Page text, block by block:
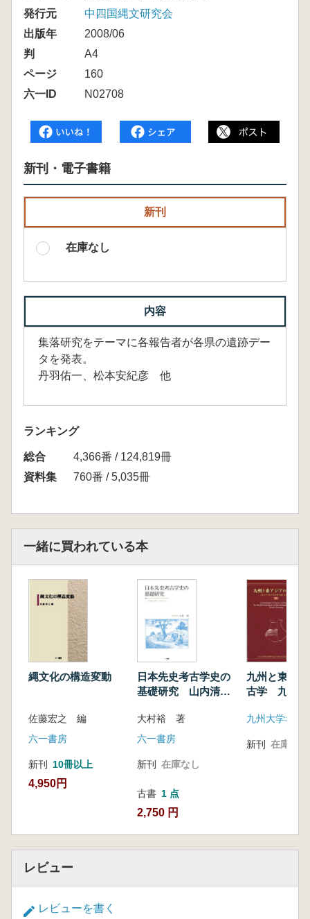
発行元
中四国縄文研究会
出版年
2008/06
判
A4
ページ
160
六一ID
N02708
新刊・電子書籍
新刊
在庫なし
内容
集落研究をテーマに各報告者が各県の遺跡デー
タを発表。
丹羽佑一、松本安紀彦 他
ランキング
総合
4,366番 / 124,819冊
資料集
760番 / 5,035冊
一緒に買われている本
縄文化の構造変動
佐藤宏之 編
六一書房
新刊 10冊以上
4,950円
日本先史考古学史の
基礎研究 山内清男
人々
大村裕 著
六一書房
新刊 在庫なし
古書 1 点
2,750 円
九州と東ア
古学 九州大
論文集
新刊 在庫なし
レビュー
レビューを書く